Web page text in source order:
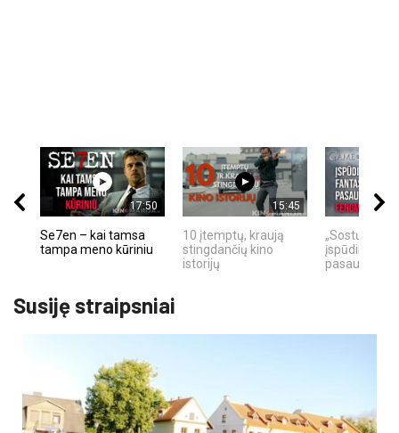
17:50
Se7en – kai tamsa
tampa meno kūriniu
15:45
10 įtemptų, kraują
stingdančių kino
istorijų
„Sostų
įspūdingas
pasaulio
Susiję straipsniai